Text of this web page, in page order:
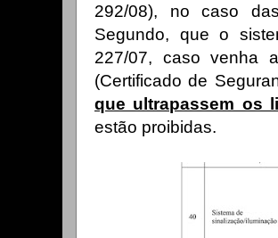
292/08), no caso
Segundo, que o
227/07, caso venha
(Certificado de
que ultrapassem os
estão proibidas.